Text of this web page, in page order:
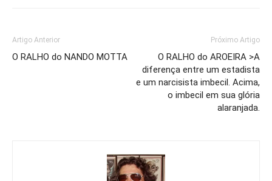
Artigo Anterior
O RALHO do NANDO MOTTA
Próximo Artigo
O RALHO do AROEIRA >A
diferença entre um estadista
e um narcisista imbecil. Acima,
o imbecil em sua glória
alaranjada.